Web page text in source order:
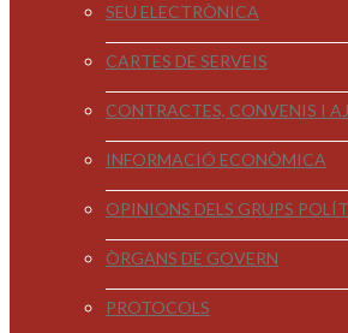
SEU ELECTRÒNICA
CARTES DE SERVEIS
CONTRACTES, CONVENIS I
INFORMACIÓ ECONÒMICA
OPINIONS DELS GRUPS
ÒRGANS DE GOVERN
PROTOCOLS